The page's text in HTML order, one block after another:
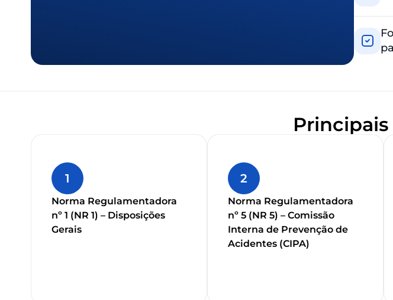
1
Norma Regulamentadora
nº 1 (NR 1) – Disposições
Gerais
2
Norma Regulamentadora
nº 5 (NR 5) – Comissão
Interna de Prevenção de
Acidentes (CIPA)